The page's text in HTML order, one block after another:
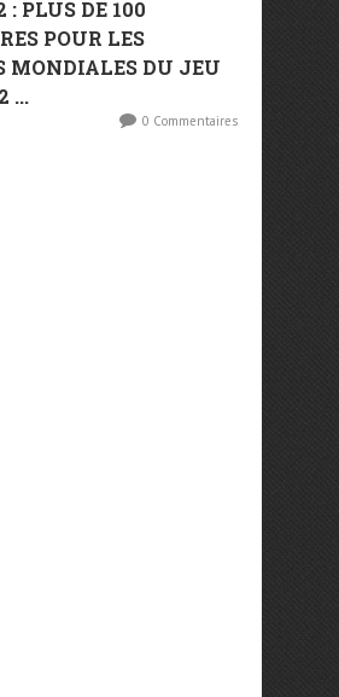
PLUS DE 100
POUR LES
MONDIALES DU JEU
...
0 Commentaires